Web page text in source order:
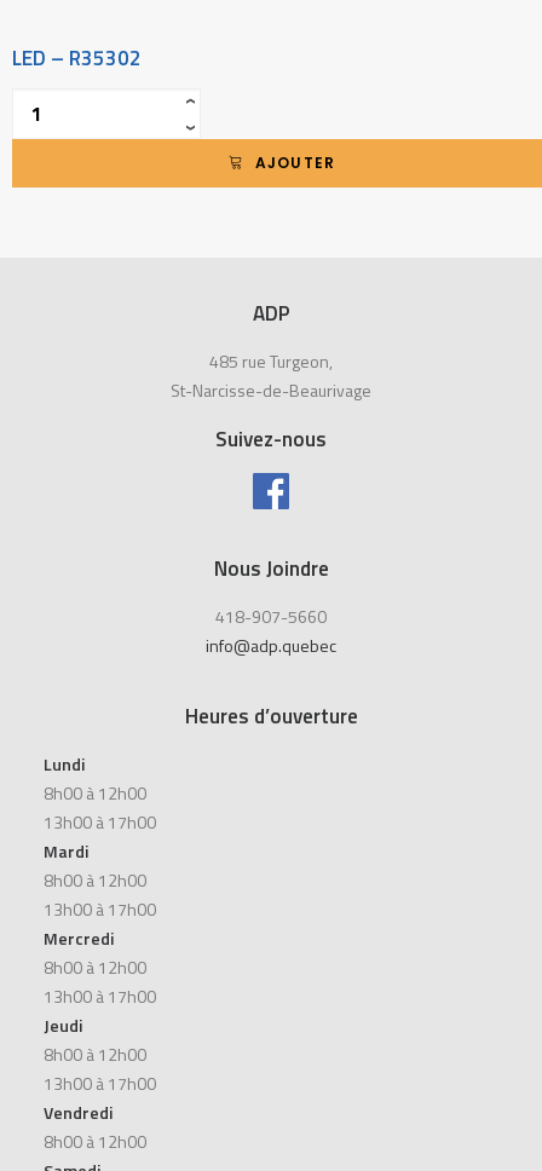
LED – R35302
‹
›
AJOUTER
ADP
485 rue Turgeon,
St-Narcisse-de-Beaurivage
Suivez-nous
Nous Joindre
418-907-5660
info@adp.quebec
Heures d’ouverture
Lundi
8h00 à 12h00
13h00 à 17h00
Mardi
8h00 à 12h00
13h00 à 17h00
Mercredi
8h00 à 12h00
13h00 à 17h00
Jeudi
8h00 à 12h00
13h00 à 17h00
Vendredi
8h00 à 12h00